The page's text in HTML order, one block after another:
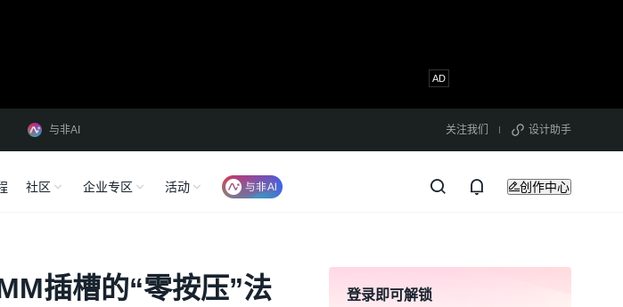
与非AI 关注我们 设计助手
社区 企业专区 活动 创作中心
插槽的“零按压”法
登录即可解锁